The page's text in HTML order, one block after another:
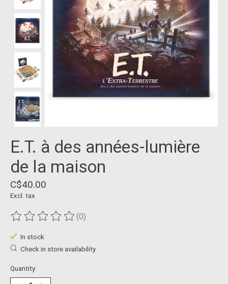
E.T. à des années-lumière
de la maison
C$40.00
Excl. tax
The rating of this product is
(0)
In stock
Check in store availability
Quantity: